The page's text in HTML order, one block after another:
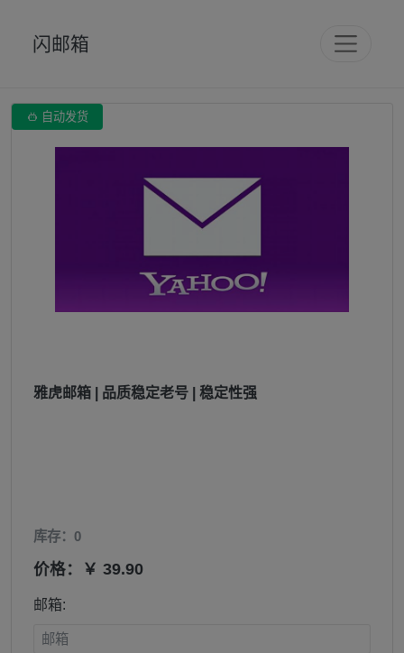
闪邮箱
 自动发货
雅虎邮箱 | 品质稳定老号 | 稳定性强
库存：0
价格：￥ 39.90
邮箱: